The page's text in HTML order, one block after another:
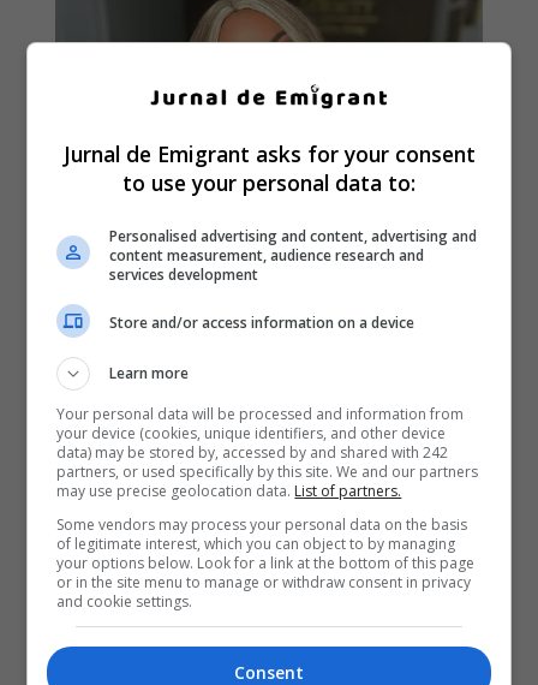
Jurnal de Emigrant asks for your consent
to use your personal data to:
Personalised advertising and content, advertising and
content measurement, audience research and
services development
Store and/or access information on a device
Learn more
Your personal data will be processed and information from
your device (cookies, unique identifiers, and other device
data) may be stored by, accessed by and shared with 242
partners, or used specifically by this site. We and our partners
may use precise geolocation data. List of partners.
Some vendors may process your personal data on the basis
of legitimate interest, which you can object to by managing
your options below. Look for a link at the bottom of this page
or in the site menu to manage or withdraw consent in privacy
and cookie settings.
Consent